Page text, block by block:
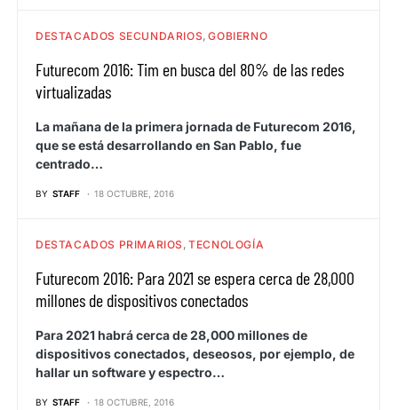
DESTACADOS SECUNDARIOS GOBIERNO
Futurecom 2016: Tim en busca del 80% de las redes
virtualizadas
La mañana de la primera jornada de Futurecom 2016,
que se está desarrollando en San Pablo, fue
centrado…
BY STAFF 18 OCTUBRE, 2016
DESTACADOS PRIMARIOS TECNOLOGÍA
Futurecom 2016: Para 2021 se espera cerca de 28,000
millones de dispositivos conectados
Para 2021 habrá cerca de 28,000 millones de
dispositivos conectados, deseosos, por ejemplo, de
hallar un software y espectro…
BY STAFF 18 OCTUBRE, 2016